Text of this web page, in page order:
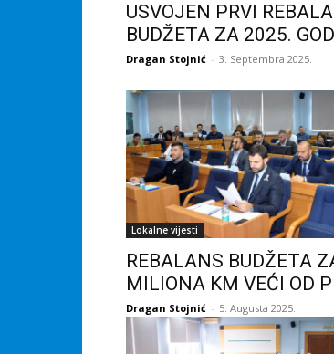
USVOJEN PRVI
BUDŽETA ZA 2025.
Dragan Stojnić - 3. Septembra 2025.
Lokalne vijesti
REBALANS BUDŽETA
MILIONA KM VEĆI OD
Dragan Stojnić - 5. Augusta 2025.